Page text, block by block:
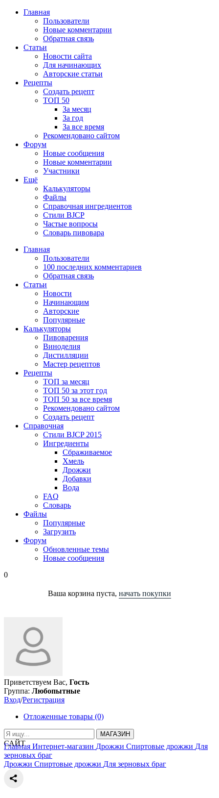
Главная
Пользователи
Новые комментарии
Обратная связь
Статьи
Новости сайта
Для начинающих
Авторские статьи
Рецепты
Создать рецепт
ТОП 50
За месяц
За год
За все время
Рекомендовано сайтом
Форум
Новые сообщения
Новые комментарии
Участники
Ещё
Калькуляторы
Файлы
Справочная ингредиентов
Стили BJCP
Частые вопросы
Словарь пивовара
Главная
Пользователи
100 последних комментариев
Обратная связь
Статьи
Новости
Начинающим
Авторские
Популярные
Калькуляторы
Пивоварения
Виноделия
Дистилляции
Мастер рецептов
Рецепты
ТОП за месяц
ТОП 50 за этот год
ТОП 50 за все время
Рекомендовано сайтом
Создать рецепт
Справочная
Стили BJCP 2015
Ингредиенты
Сбраживаемое
Хмель
Дрожжи
Добавки
Вода
FAQ
Словарь
Файлы
Популярные
Загрузить
Форум
Обновленные темы
Новые сообщения
0
Ваша корзина пуста, начать покупки
Приветствуем Вас, Гость
Группа: Любопытные
Вход/Регистрация
Отложенные товары (0)
МАГАЗИН
САЙТ
Главная Интернет-магазин Дрожжи Спиртовые дрожжи Для
зерновых браг
Дрожжи Спиртовые дрожжи Для зерновых браг